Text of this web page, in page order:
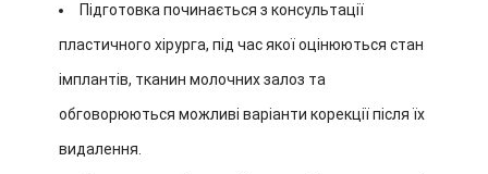
Підготовка починається з консультації
пластичного хірурга, під час якої оцінюються стан
імплантів, тканин молочних залоз та
обговорюються можливі варіанти корекції після їх
видалення.